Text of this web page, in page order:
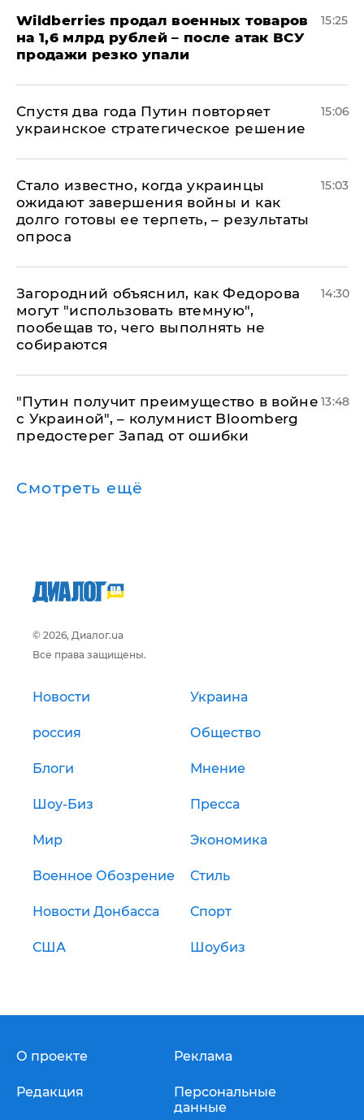
​Wildberries продал военных товаров
на 1,6 млрд рублей – после атак ВСУ
продажи резко упали
15:25
Спустя два года Путин повторяет
украинское стратегическое решение
15:06
Стало известно, когда украинцы
ожидают завершения войны и как
долго готовы ее терпеть, – результаты
опроса
15:03
Загородний объяснил, как Федорова
могут "использовать втемную",
пообещав то, чего выполнять не
собираются
14:30
"Путин получит преимущество в войне
с Украиной", – колумнист Bloomberg
предостерег Запад от ошибки
13:48
Смотреть ещё
© 2026, Диалог.ua
Все права защищены.
Новости Украина
россия Общество
Блоги Мнение
Шоу-Биз Пресса
Мир Экономика
Военное Обозрение Стиль
Новости Донбасса Спорт
США Шоубиз
О проекте
Редакция
Реклама
Персональные
данные